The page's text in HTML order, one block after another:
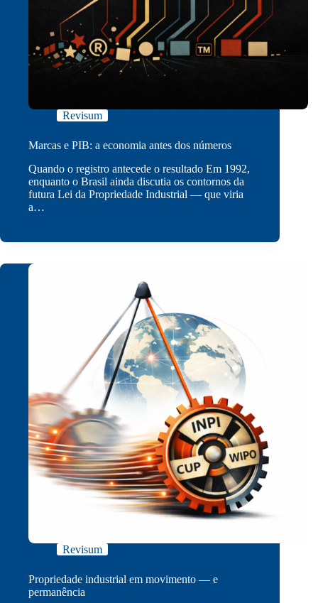
Revisum
Marcas e PIB: a economia antes dos números
Quando o registro antecede o resultado Em 1992,
enquanto o Brasil ainda discutia os contornos da
futura Lei da Propriedade Industrial — que viria
a…
Revisum
Propriedade industrial em movimento — e
permanência